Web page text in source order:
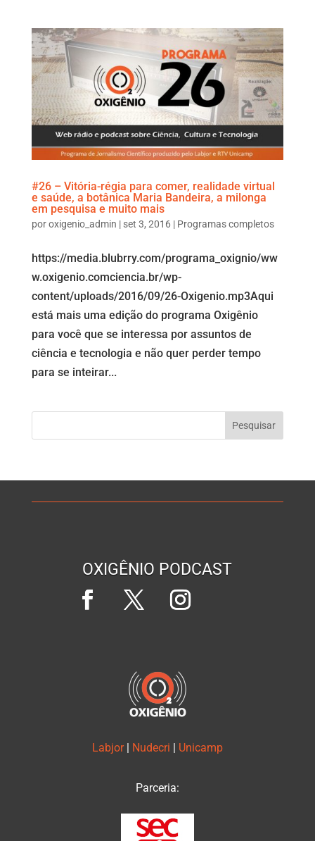
#26 – Vitória-régia para comer, realidade virtual
e saúde, a botânica Maria Bandeira, a milonga
em pesquisa e muito mais
poroxigenio_admin | set 3, 2016| Programas completos
https://media.blubrry.com/programa_oxignio/ww
w.oxigenio.comciencia.br/wp-
content/uploads/2016/09/26-Oxigenio.mp3Aqui
está mais uma edição do programa Oxigênio
para você que se interessa por assuntos de
ciência e tecnologia e não quer perder tempo
para se inteirar...
OXIGÊNIO PODCAST
Labjor Nudecri Unicamp
Parceria: